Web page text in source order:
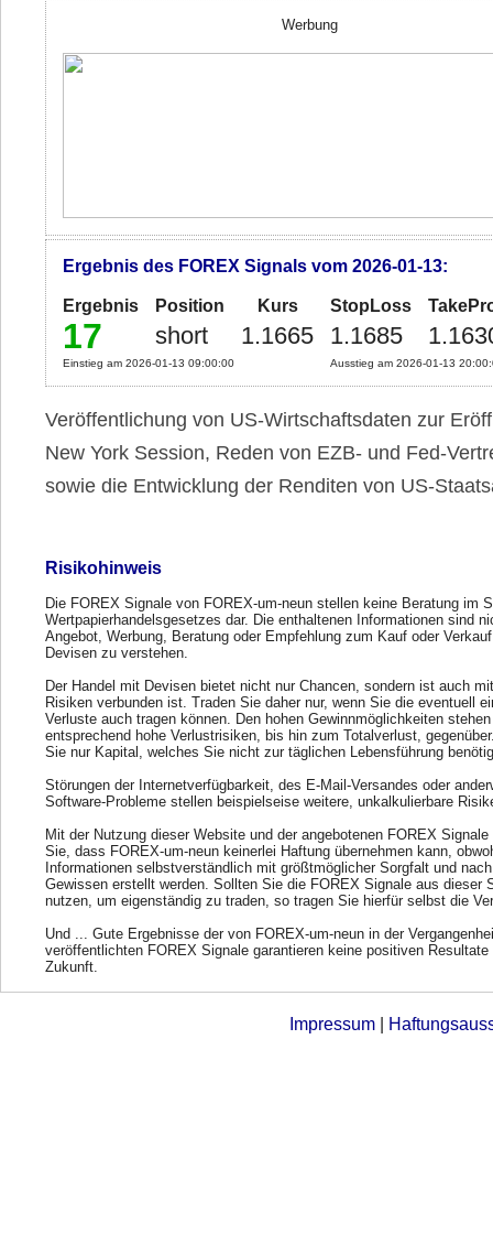
Werbung
Ergebnis des FOREX Signals vom 2026-01-13:
Ergebnis Position Kurs StopLoss
17 short 1.1665 1.1685
Einstieg am 2026-01-13 09:00:00 Ausstieg am 2026-01-13
Veröffentlichung von US-Wirtschaftsdaten zur
New York Session, Reden von EZB- und Fed-
sowie die Entwicklung der Renditen von US-
Risikohinweis
Die FOREX Signale von FOREX-um-neun stellen keine Beratung im
Wertpapierhandelsgesetzes dar. Die enthaltenen Informationen sind
Angebot, Werbung, Beratung oder Empfehlung zum Kauf oder
Devisen zu verstehen.
Der Handel mit Devisen bietet nicht nur Chancen, sondern ist auch
Risiken verbunden ist. Traden Sie daher nur, wenn Sie die eventuell
Verluste auch tragen können. Den hohen Gewinnmöglichkeiten stehen
entsprechend hohe Verlustrisiken, bis hin zum Totalverlust,
Sie nur Kapital, welches Sie nicht zur täglichen Lebensführung
Störungen der Internetverfügbarkeit, des E-Mail-Versandes oder
Software-Probleme stellen beispielseise weitere, unkalkulierbare
Mit der Nutzung dieser Website und der angebotenen FOREX
Sie, dass FOREX-um-neun keinerlei Haftung übernehmen kann,
Informationen selbstverständlich mit größtmöglicher Sorgfalt und
Gewissen erstellt werden. Sollten Sie die FOREX Signale aus dieser
nutzen, um eigenständig zu traden, so tragen Sie hierfür selbst die
Und ... Gute Ergebnisse der von FOREX-um-neun in der
veröffentlichten FOREX Signale garantieren keine positiven Resultate
Zukunft.
Impressum